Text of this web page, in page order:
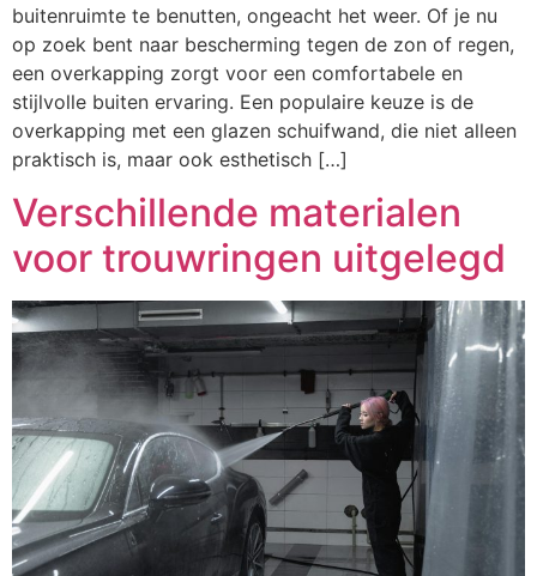
buitenruimte te benutten, ongeacht het weer. Of je nu
op zoek bent naar bescherming tegen de zon of regen,
een overkapping zorgt voor een comfortabele en
stijlvolle buiten ervaring. Een populaire keuze is de
overkapping met een glazen schuifwand, die niet alleen
praktisch is, maar ook esthetisch […]
Verschillende materialen
voor trouwringen uitgelegd